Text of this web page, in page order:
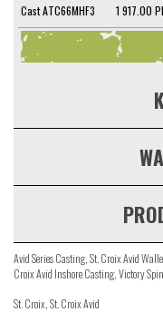
Cast ATC66MHF3 1 917.00
Avid Series Casting,St. Croix Avid
Croix Avid Inshore Casting,Victory
St. Croix,St. Croix Avid